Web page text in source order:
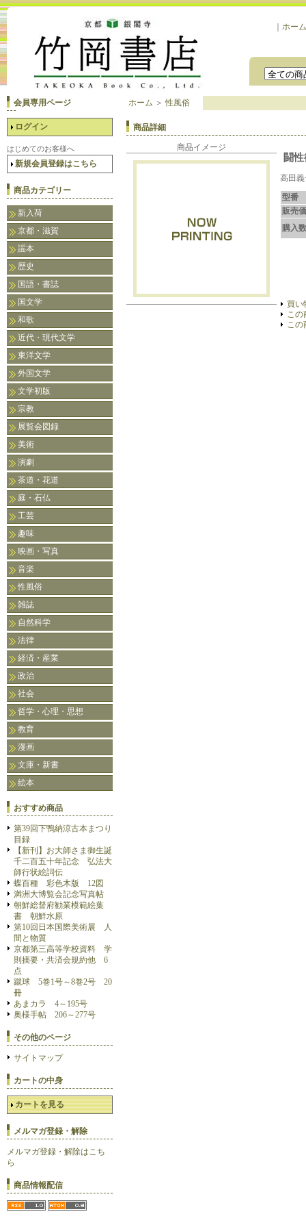
ホーム
会員専用ページ
ログイン
はじめてのお客様へ
新規会員登録はこちら
商品カテゴリー
新入荷
京都・滋賀
謡本
歴史
国語・書誌
国文学
和歌
近代・現代文学
東洋文学
外国文学
文学初版
宗教
展覧会図録
美術
演劇
茶道・花道
庭・石仏
工芸
趣味
映画・写真
音楽
性風俗
雑誌
自然科学
法律
経済・産業
政治
社会
哲学・心理・思想
教育
漫画
文庫・新書
絵本
おすすめ商品
第39回下鴨納涼古本まつり
目録
【新刊】お大師さま御生誕
千二百五十年記念 弘法大
師行状絵詞伝
蝶百種 彩色木版 12図
満洲大博覧会記念写真帖
朝鮮総督府勧業模範絵葉
書 朝鮮水原
第10回日本国際美術展 人
間と物質
京都第三高等学校資料 学
則摘要・共済会規約他 6
点
蹴球 5巻1号～8巻2号 20
冊
あまカラ 4～195号
奥様手帖 206～277号
その他のページ
サイトマップ
カートの中身
カートを見る
メルマガ登録・解除
メルマガ登録・解除はこち
ら
商品情報配信
ホーム ＞性風俗
商品詳細
商品イメージ
闘
高田
型番
販売
購入数
買い
この
この